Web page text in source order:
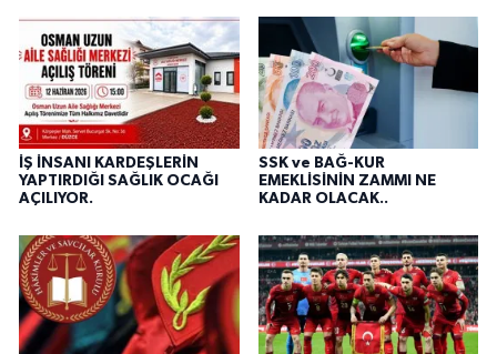
İŞ İNSANI KARDEŞLERİN
YAPTIRDIĞI SAĞLIK OCAĞI
AÇILIYOR.
SSK ve BAĞ-KUR
EMEKLİSİNİN ZAMMI NE
KADAR OLACAK..